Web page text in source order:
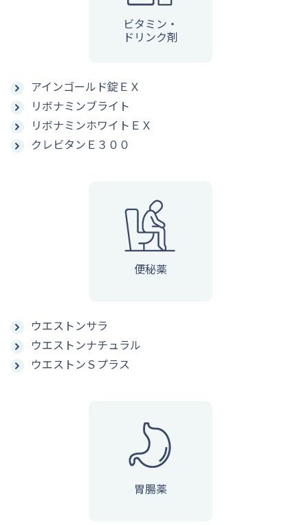
ビタミン・
ドリンク剤
アインゴールド錠ＥＸ
リボナミンブライト
リボナミンホワイトＥＸ
クレビタンＥ３００
便秘薬
ウエストンサラ
ウエストンナチュラル
ウエストンＳプラス
胃腸薬